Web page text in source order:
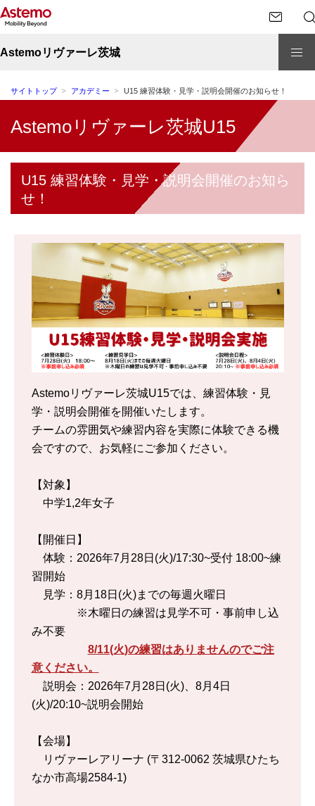
Astemoリヴァーレ茨城
サイトトップ アカデミー U15 練習体験・見学・説明会開催のお知らせ！
Astemoリヴァーレ茨城U15
U15 練習体験・見学・説明会開催のお知ら
せ！
Astemoリヴァーレ茨城U15では、練習体験・見
学・説明会開催を開催いたします。
チームの雰囲気や練習内容を実際に体験できる機
会ですので、お気軽にご参加ください。
【対象】
中学1,2年女子
【開催日】
体験：2026年7月28日(火)/17:30~受付 18:00~練
習開始
見学：8月18日(火)までの毎週火曜日
※木曜日の練習は見学不可・事前申し込
み不要
8/11(火)の練習はありませんのでご注
意ください。
説明会：2026年7月28日(火)、8月4日
(火)/20:10~説明会開始
【会場】
リヴァーレアリーナ (〒312-0062 茨城県ひたち
なか市高場2584-1)